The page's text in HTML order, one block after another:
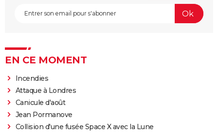
EN CE MOMENT
Incendies
Attaque à Londres
Canicule d'août
Jean Pormanove
Collision d'une fusée Space X avec la Lune